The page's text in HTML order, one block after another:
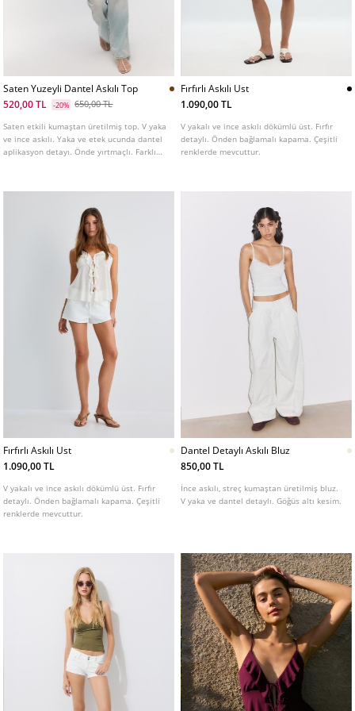
Saten Yuzeyli Dantel Askılı Top
520,00 TL
-20% 650,00 TL
Saten etkili kumaştan üretilmiş top. V yaka
ve ince askılı. Yaka ve etek ucunda dantel
aplikasyon detayı. Önde yırtmaçlı. Farklı
Fırfırlı Askılı Ust
1.090,00 TL
V yakalı ve ince askılı dökümlü üst. Fırfır
detaylı. Önden bağlamalı kapama. Çeşitli
renklerde mevcuttur.
Fırfırlı Askılı Ust
1.090,00 TL
V yakalı ve ince askılı dökümlü üst. Fırfır
detaylı. Önden bağlamalı kapama. Çeşitli
renklerde mevcuttur.
Dantel Detaylı Askılı Bluz
850,00 TL
İnce askılı, streç kumaştan üretilmiş bluz.
V yaka ve dantel detaylı. Göğüs altı kesim.